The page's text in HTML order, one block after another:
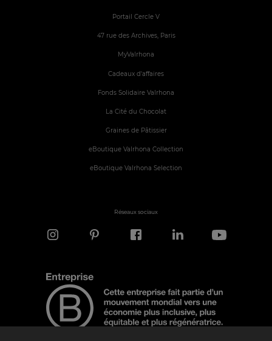
Portail Cercle V
47 rue des Archives, Paris
MyValrhona
Cadeaux d'affaires
Fonds Solidaire Valrhona
La Cité du Chocolat
Graines de Pâtissier
eBoutique Valrhona Collection
eBoutique Valrhona Selection
Réseaux sociaux